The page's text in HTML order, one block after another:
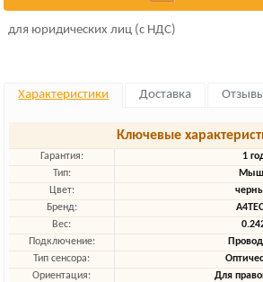
для юридических лиц (с НДС)
Характеристики Доставка
Ключевые
Гарантия:
1
Тип:
Цвет:
Бренд:
Вес:
Подключение:
Тип сенсора:
Ориентация:
Для